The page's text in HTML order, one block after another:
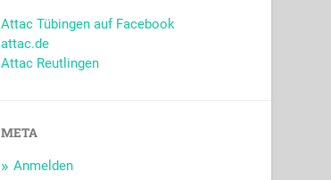
Attac Tübingen auf Facebook
attac.de
Attac Reutlingen
META
Anmelden